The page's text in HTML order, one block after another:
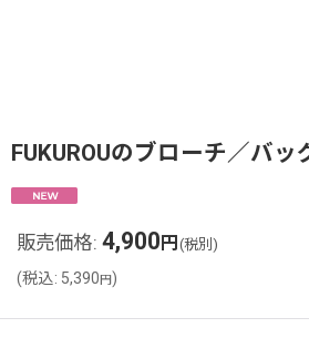
FUKUROUのブローチ／バッ
販売価格: 4,900 円 (税別)
(税込: 5,390円)